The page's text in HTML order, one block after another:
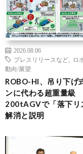
2026.08.06
プレスリリースなど
ロ
動向/展望
ROBO-HI、吊り下げ
ンに代わる超重量級
200tAGVで「落下リ
解消と説明